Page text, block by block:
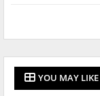
YOU MAY LIKE